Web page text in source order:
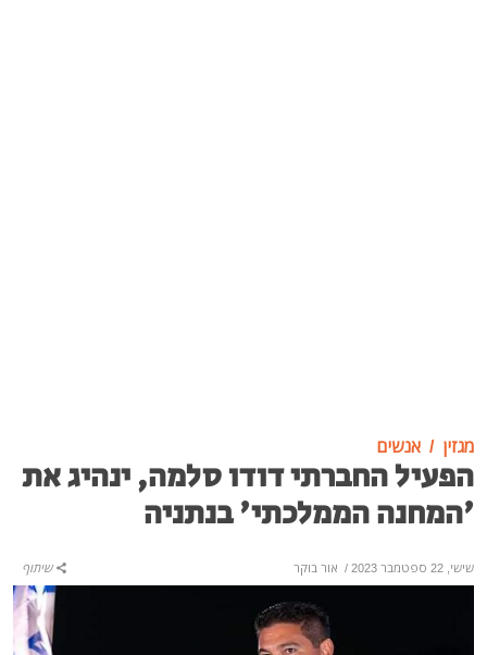
מגזין אנשים
הפעיל החברתי דודו סלמה, ינהיג את
'המחנה הממלכתי' בנתניה
שישי, 22 ספטמבר 2023 / אור בוקר שיתוף